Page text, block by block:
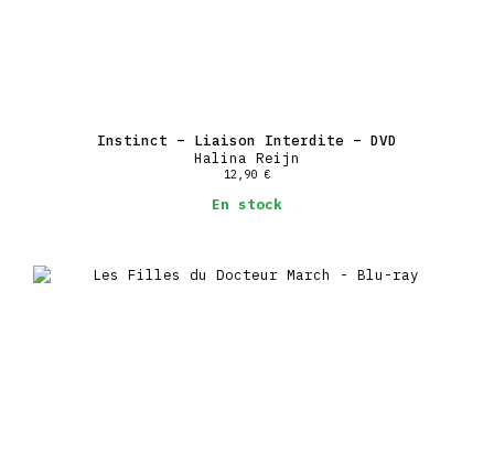
Instinct – Liaison Interdite – DVD
Halina Reijn
12,90 €
En stock